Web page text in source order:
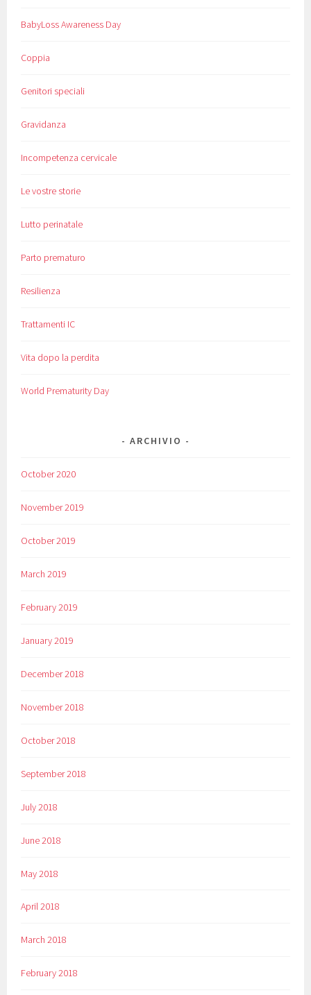
BabyLoss Awareness Day
Coppia
Genitori speciali
Gravidanza
Incompetenza cervicale
Le vostre storie
Lutto perinatale
Parto prematuro
Resilienza
Trattamenti IC
Vita dopo la perdita
World Prematurity Day
ARCHIVIO
October 2020
November 2019
October 2019
March 2019
February 2019
January 2019
December 2018
November 2018
October 2018
September 2018
July 2018
June 2018
May 2018
April 2018
March 2018
February 2018